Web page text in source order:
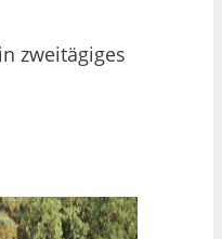
zweitägiges